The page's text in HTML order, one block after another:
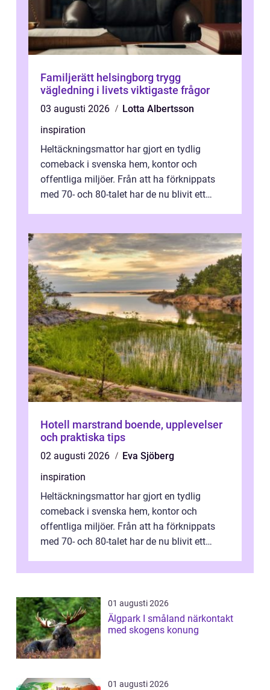
Familjerätt helsingborg trygg
vägledning i livets viktigaste frågor
03 augusti 2026
Lotta Albertsson
inspiration
Heltäckningsmattor har gjort en tydlig
comeback i svenska hem, kontor och
offentliga miljöer. Från att ha förknippats
med 70- och 80-talet har de nu blivit ett
Hotell marstrand boende, upplevelser
och praktiska tips
02 augusti 2026
Eva Sjöberg
inspiration
Heltäckningsmattor har gjort en tydlig
comeback i svenska hem, kontor och
offentliga miljöer. Från att ha förknippats
med 70- och 80-talet har de nu blivit ett
01 augusti 2026
Älgpark I småland närkontakt
med skogens konung
01 augusti 2026